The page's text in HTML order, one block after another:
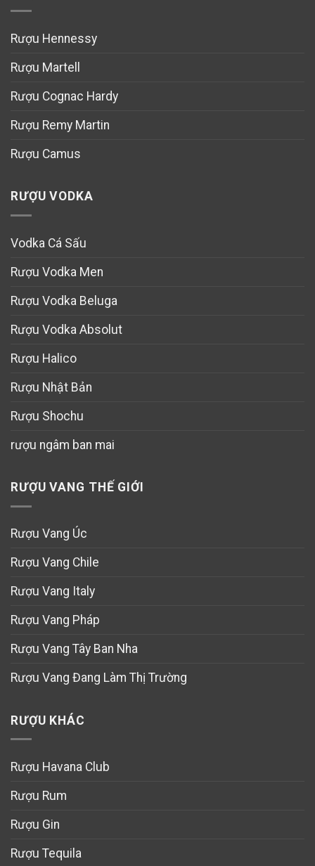
Rượu Hennessy
Rượu Martell
Rượu Cognac Hardy
Rượu Remy Martin
Rượu Camus
RƯỢU VODKA
Vodka Cá Sấu
Rượu Vodka Men
Rượu Vodka Beluga
Rượu Vodka Absolut
Rượu Halico
Rượu Nhật Bản
Rượu Shochu
rượu ngâm ban mai
RƯỢU VANG THẾ GIỚI
Rượu Vang Úc
Rượu Vang Chile
Rượu Vang Italy
Rượu Vang Pháp
Rượu Vang Tây Ban Nha
Rượu Vang Đang Làm Thị Trường
RƯỢU KHÁC
Rượu Havana Club
Rượu Rum
Rượu Gin
Rượu Tequila